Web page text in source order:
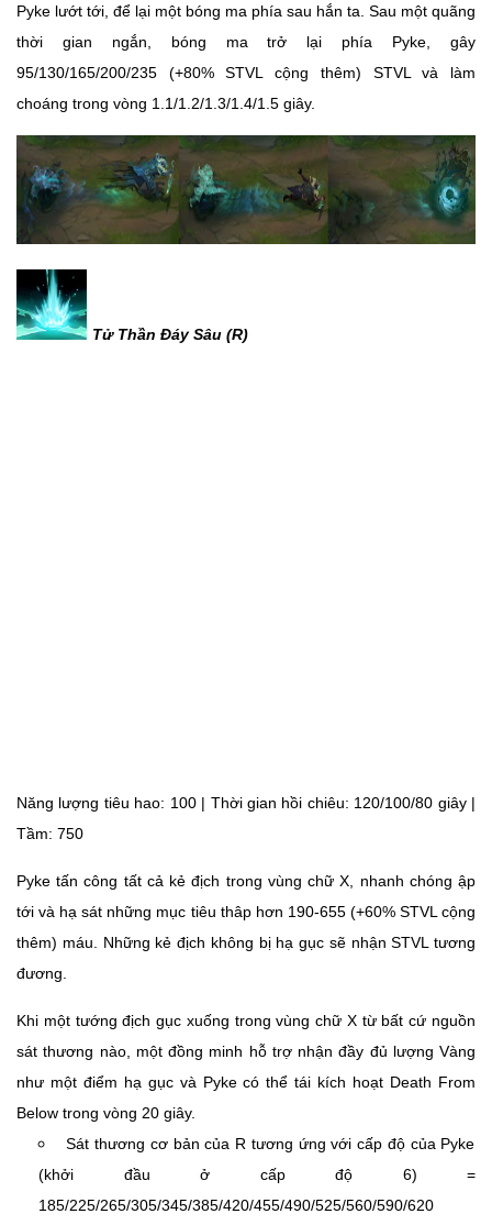
Pyke lướt tới, để lại một bóng ma phía sau hắn ta. Sau một quãng
thời gian ngắn, bóng ma trở lại phía Pyke, gây
95/130/165/200/235 (+80% STVL cộng thêm) STVL và làm
choáng trong vòng 1.1/1.2/1.3/1.4/1.5 giây.
Tử Thần Đáy Sâu (R)
Năng lượng tiêu hao: 100 | Thời gian hồi chiêu: 120/100/80 giây |
Tầm: 750
Pyke tấn công tất cả kẻ địch trong vùng chữ X, nhanh chóng ập
tới và hạ sát những mục tiêu thâp hơn 190-655 (+60% STVL cộng
thêm) máu. Những kẻ địch không bị hạ gục sẽ nhận STVL tương
đương.
Khi một tướng địch gục xuống trong vùng chữ X từ bất cứ nguồn
sát thương nào, một đồng minh hỗ trợ nhận đầy đủ lượng Vàng
như một điểm hạ gục và Pyke có thể tái kích hoạt Death From
Below trong vòng 20 giây.
Sát thương cơ bản của R tương ứng với cấp độ của Pyke
(khởi đầu ở cấp độ 6) =
185/225/265/305/345/385/420/455/490/525/560/590/620